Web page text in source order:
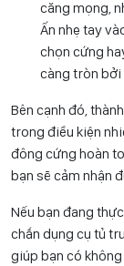
căng mọng,
Ấn nhẹ tay
chọn cứng
càng tròn bởi
Bên cạnh đó,
trong điều kiện
đông cứng hoàn
bạn sẽ cảm nhận
Nếu bạn đang
chắn dụng cụ tủ
giúp bạn có